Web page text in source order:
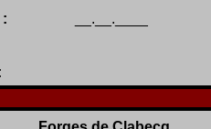
__.__.____